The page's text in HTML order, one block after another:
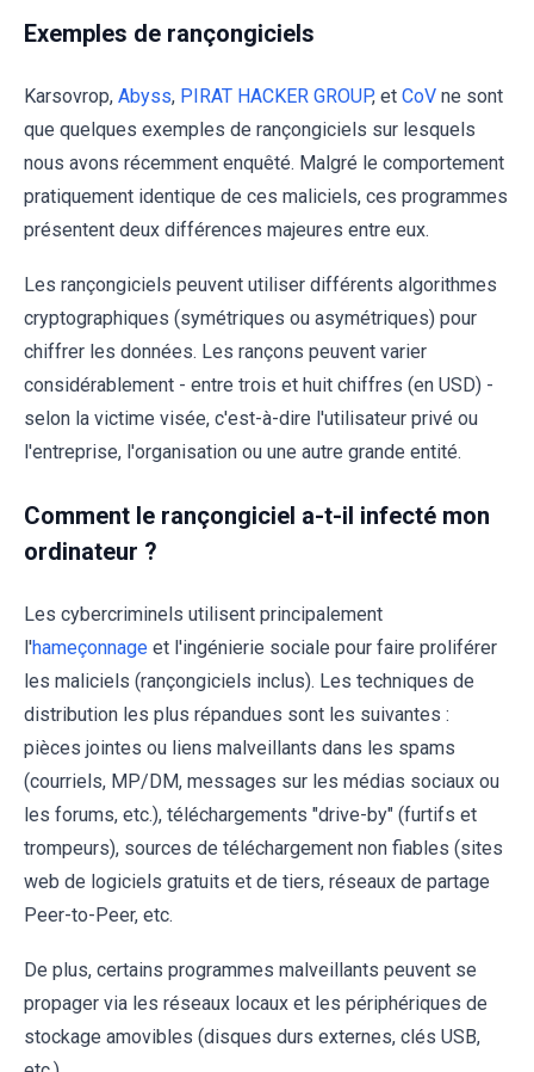
Exemples de rançongiciels
Karsovrop, Abyss, PIRAT HACKER GROUP, et CoV ne sont
que quelques exemples de rançongiciels sur lesquels
nous avons récemment enquêté. Malgré le comportement
pratiquement identique de ces maliciels, ces programmes
présentent deux différences majeures entre eux.
Les rançongiciels peuvent utiliser différents algorithmes
cryptographiques (symétriques ou asymétriques) pour
chiffrer les données. Les rançons peuvent varier
considérablement - entre trois et huit chiffres (en USD) -
selon la victime visée, c'est-à-dire l'utilisateur privé ou
l'entreprise, l'organisation ou une autre grande entité.
Comment le rançongiciel a-t-il infecté mon
ordinateur ?
Les cybercriminels utilisent principalement
l'hameçonnage et l'ingénierie sociale pour faire proliférer
les maliciels (rançongiciels inclus). Les techniques de
distribution les plus répandues sont les suivantes :
pièces jointes ou liens malveillants dans les spams
(courriels, MP/DM, messages sur les médias sociaux ou
les forums, etc.), téléchargements "drive-by" (furtifs et
trompeurs), sources de téléchargement non fiables (sites
web de logiciels gratuits et de tiers, réseaux de partage
Peer-to-Peer, etc.
De plus, certains programmes malveillants peuvent se
propager via les réseaux locaux et les périphériques de
stockage amovibles (disques durs externes, clés USB,